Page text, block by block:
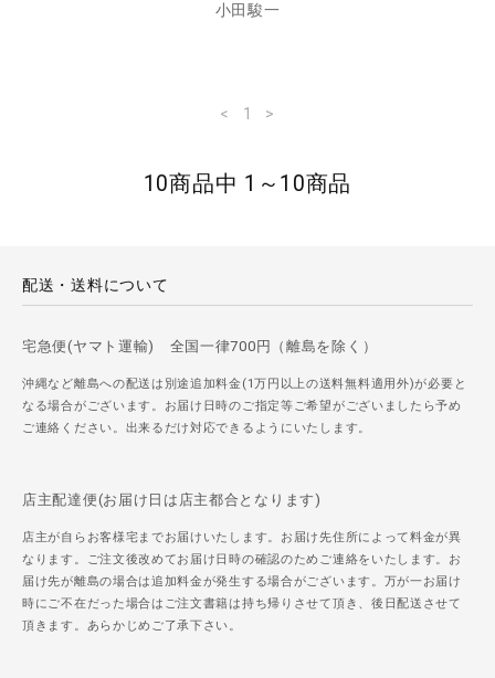
小田駿一
< 1 >
10商品中 1～10商品
配送・送料について
宅急便(ヤマト運輸) 全国一律700円（離島を除く）
沖縄など離島への配送は別途追加料金(1万円以上の送料無料適用外)が必要と
なる場合がございます。お届け日時のご指定等ご希望がございましたら予め
ご連絡ください。出来るだけ対応できるようにいたします。
店主配達便(お届け日は店主都合となります)
店主が自らお客様宅までお届けいたします。お届け先住所によって料金が異
なります。ご注文後改めてお届け日時の確認のためご連絡をいたします。お
届け先が離島の場合は追加料金が発生する場合がございます。万が一お届け
時にご不在だった場合はご注文書籍は持ち帰りさせて頂き、後日配送させて
頂きます。あらかじめご了承下さい。